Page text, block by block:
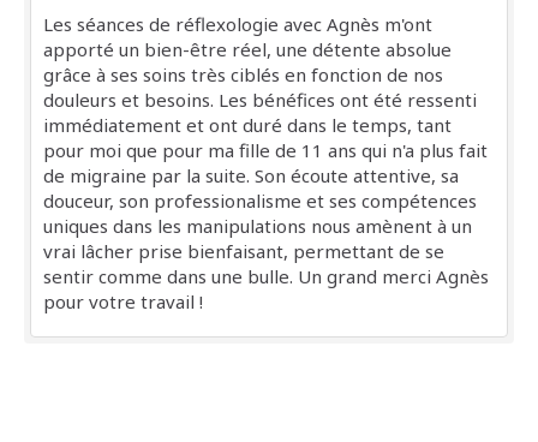
Les séances de réflexologie avec Agnès m'ont
apporté un bien-être réel, une détente absolue
grâce à ses soins très ciblés en fonction de nos
douleurs et besoins. Les bénéfices ont été ressenti
immédiatement et ont duré dans le temps, tant
pour moi que pour ma fille de 11 ans qui n'a plus fait
de migraine par la suite. Son écoute attentive, sa
douceur, son professionalisme et ses compétences
uniques dans les manipulations nous amènent à un
vrai lâcher prise bienfaisant, permettant de se
sentir comme dans une bulle. Un grand merci Agnès
pour votre travail !